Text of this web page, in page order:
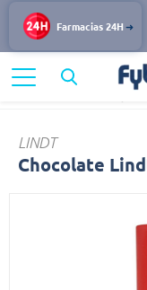
Farmacias 24H
Alimentos y
LINDT
Chocolate